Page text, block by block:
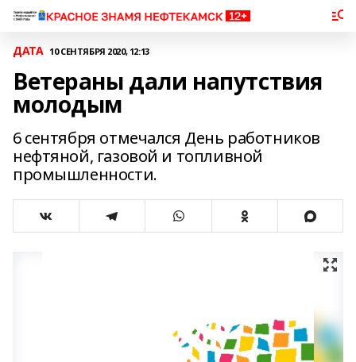
ДАТА 10 СЕНТЯБРЯ 2020, 12:13
Ветераны дали напутствия
молодым
6 сентября отмечался День работников
нефтяной, газовой и топливной
промышленности.